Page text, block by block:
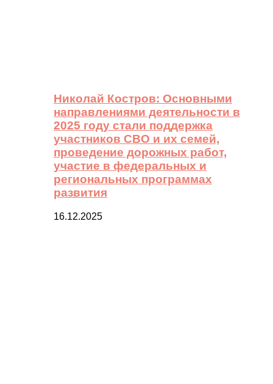
Николай Костров: Основными
направлениями деятельности в
2025 году стали поддержка
участников СВО и их семей,
проведение дорожных работ,
участие в федеральных и
региональных программах
развития
16.12.2025